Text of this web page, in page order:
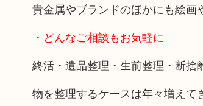
貴金属やブランドのほかにも絵画
・どんなご相談もお気軽に
終活・遺品整理・生前整理・断捨
物を整理するケースは年々増えて